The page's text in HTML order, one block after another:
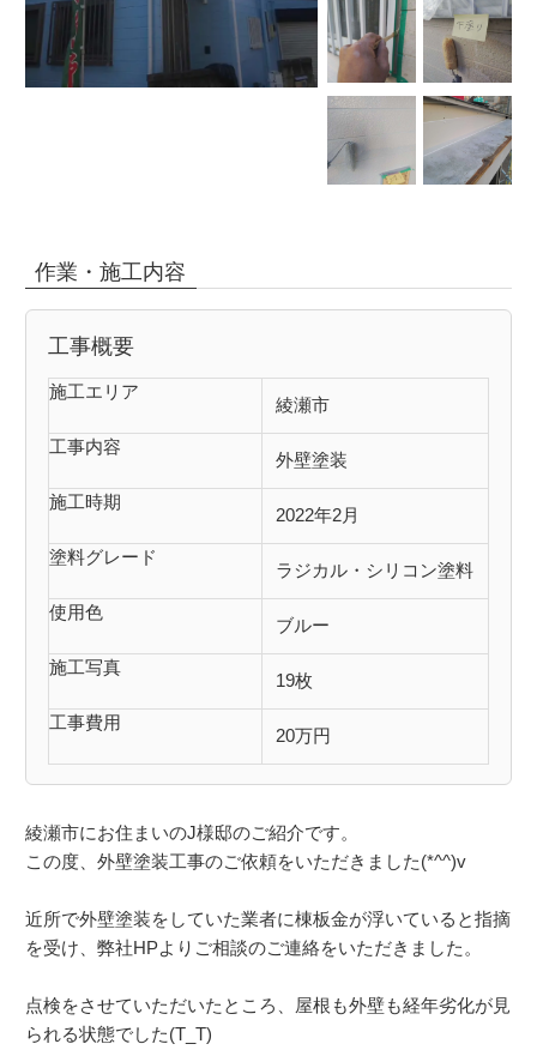
作業・施工内容
工事概要
施工エリア
綾瀬市
工事内容
外壁塗装
施工時期
2022年2月
塗料グレード
ラジカル・シリコン塗料
使用色
ブルー
施工写真
19枚
工事費用
20万円
綾瀬市にお住まいのJ様邸のご紹介です。
この度、外壁塗装工事のご依頼をいただきました(*^^)v
近所で外壁塗装をしていた業者に棟板金が浮いていると指摘
を受け、弊社HPよりご相談のご連絡をいただきました。
点検をさせていただいたところ、屋根も外壁も経年劣化が見
られる状態でした(T_T)